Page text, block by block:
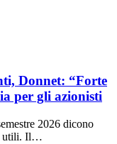
Donnet: “Forte
per gli azionisti
2026 dicono
utili. Il…